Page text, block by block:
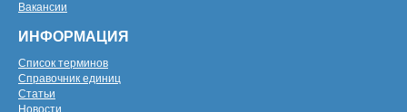
Вакансии
ИНФОРМАЦИЯ
Список терминов
Справочник единиц
Статьи
Новости